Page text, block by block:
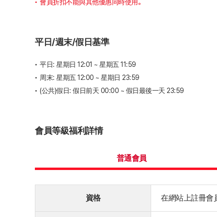
會員折扣不能與其他優惠同時使用。
平日/週末/假日基準
平日: 星期日 12:01 ~ 星期五 11:59
周末: 星期五 12:00 ~ 星期日 23:59
(公共)假日: 假日前天 00:00 ~ 假日最後一天 23:59
會員等級福利詳情
普通會員
資格 在網站上註冊會